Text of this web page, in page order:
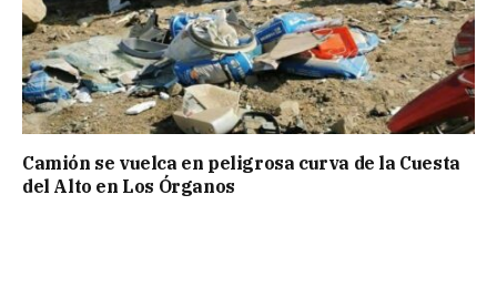
Camión se vuelca en peligrosa curva de la Cuesta
del Alto en Los Órganos